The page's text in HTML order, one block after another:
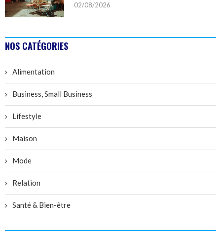
02/08/2026
NOS CATÉGORIES
Alimentation
Business, Small Business
Lifestyle
Maison
Mode
Relation
Santé & Bien-être